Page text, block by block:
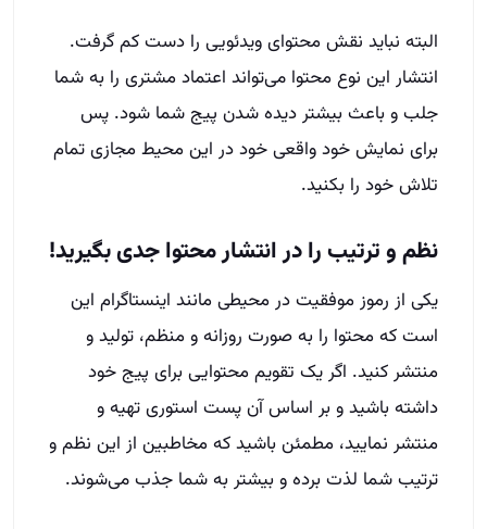
البته نباید نقش محتوای ویدئویی را دست کم گرفت.
انتشار این نوع محتوا می‌تواند اعتماد مشتری را به شما
جلب و باعث بیشتر دیده شدن پیج شما شود. پس
برای نمایش خود واقعی خود در این محیط مجازی تمام
تلاش خود را بکنید.
نظم و ترتیب را در انتشار محتوا جدی بگیرید!
یکی از رموز موفقیت در محیطی مانند اینستاگرام این
است که محتوا را به صورت روزانه و منظم، تولید و
منتشر کنید. اگر یک تقویم محتوایی برای پیج خود
داشته باشید و بر اساس آن پست استوری تهیه و
منتشر نمایید، مطمئن باشید که مخاطبین از این نظم و
ترتیب شما لذت برده و بیشتر به شما جذب می‌شوند.